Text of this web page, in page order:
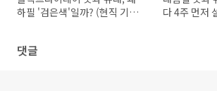
하필 '검은색'일까? (현직 기획
다 4주 먼저
댓글